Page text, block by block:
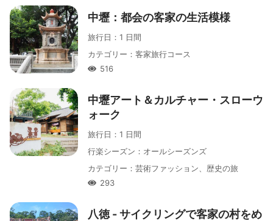
中壢：都会の客家の生活模様
旅行日 ： 1 日間
カテゴリー ： 客家旅行コース
人氣516
中壢アート＆カルチャー・スローウ
ォーク
旅行日 ： 1 日間
行楽シーズン ： オールシーズンズ
カテゴリー ： 芸術ファッション、歴史の旅
人氣293
八徳 - サイクリングで客家の村をめ